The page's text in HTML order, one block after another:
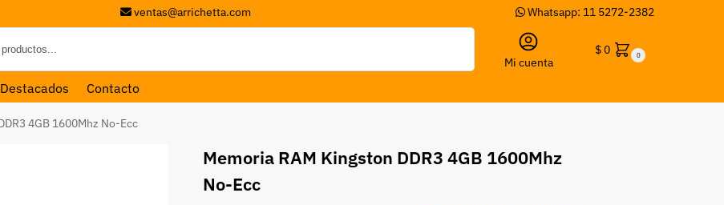
ventas@arrichetta.com Whatsapp: 11 5272-2382
Mi cuenta
$0 0
Destacados Contacto
4GB 1600Mhz No-Ecc
Memoria RAM Kingston DDR3 4GB 1600Mhz
No-Ecc